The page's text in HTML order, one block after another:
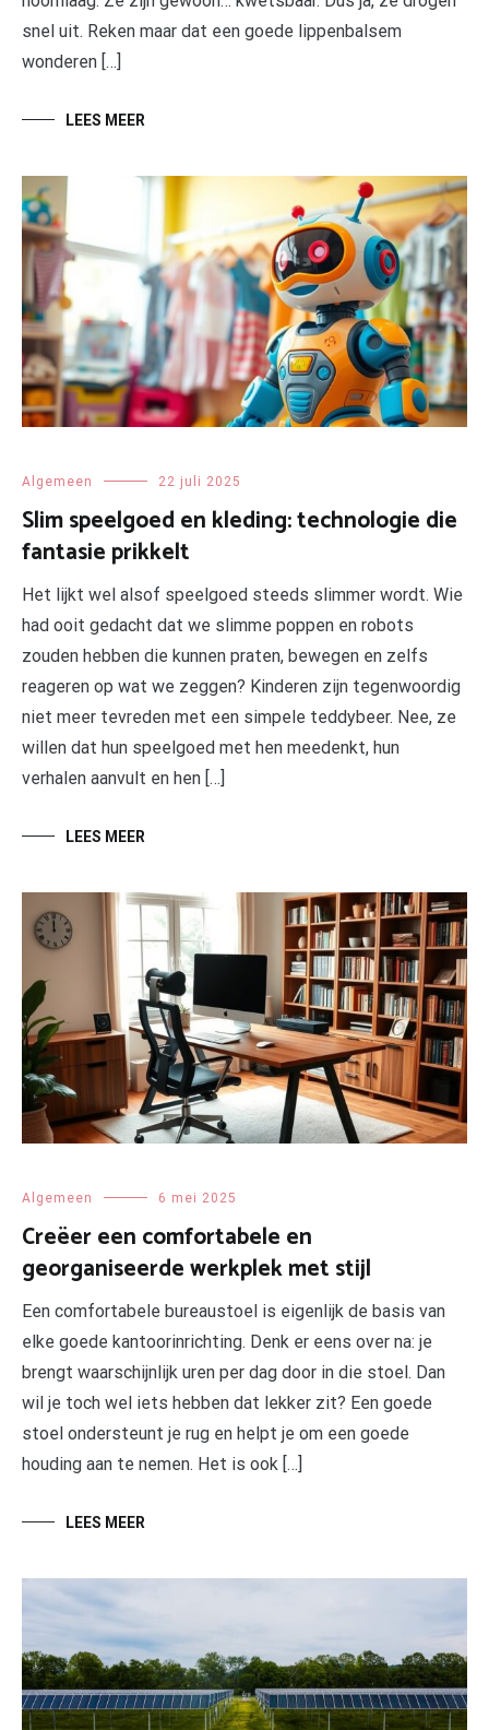
snel uit. Reken maar dat een goede lippenbalsem
wonderen […]
LEES MEER
Algemeen 22 juli 2025
Slim speelgoed en kleding: technologie die
fantasie prikkelt
Het lijkt wel alsof speelgoed steeds slimmer wordt. Wie
had ooit gedacht dat we slimme poppen en robots
zouden hebben die kunnen praten, bewegen en zelfs
reageren op wat we zeggen? Kinderen zijn tegenwoordig
niet meer tevreden met een simpele teddybeer. Nee, ze
willen dat hun speelgoed met hen meedenkt, hun
verhalen aanvult en hen […]
LEES MEER
Algemeen 6 mei 2025
Creëer een comfortabele en
georganiseerde werkplek met stijl
Een comfortabele bureaustoel is eigenlijk de basis van
elke goede kantoorinrichting. Denk er eens over na: je
brengt waarschijnlijk uren per dag door in die stoel. Dan
wil je toch wel iets hebben dat lekker zit? Een goede
stoel ondersteunt je rug en helpt je om een goede
houding aan te nemen. Het is ook […]
LEES MEER